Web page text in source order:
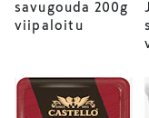
savugouda 200g
viipaloitu